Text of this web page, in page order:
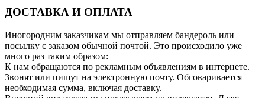
ДОСТАВКА И ОПЛАТА
Иногородним заказчикам мы отправляем бандероль или
посылку с заказом обычной почтой. Это происходило уже
много раз таким образом:
К нам обращаются по рекламным объявлениям в интернете.
Звонят или пишут на электронную почту. Обговаривается
необходимая сумма, включая доставку.